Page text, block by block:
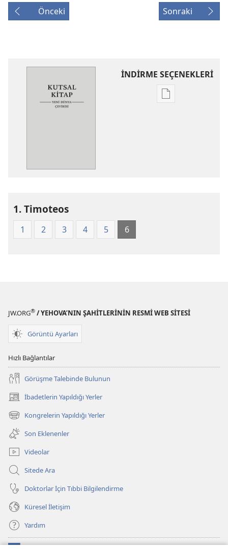
Önceki Sonraki
İNDİRME SEÇENEKLERİ
Dijital
1. Timoteos
1 2 3 4 5 6
JW.ORG® / YEHOVA’NIN ŞAHİTLERİNİN RESMİ WEB SİTESİ
Görüntü Ayarları
Hızlı Bağlantılar
Görüşme Talebinde Bulunun
İbadetlerin Yapıldığı Yerler
(yeni
pencere
açar)
Kongrelerin Yapıldığı Yerler
(yeni
pencere
açar)
Son Eklenenler
Videolar
Sitede Ara
Doktorlar İçin Tıbbi Bilgilendirme
Küresel İletişim
Yardım